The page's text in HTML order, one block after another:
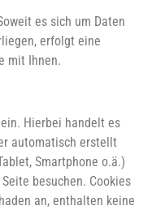
es sich um Daten
erfolgt eine
mit Ihnen.
Hierbei handelt es
automatisch erstellt
Smartphone o.ä.)
besuchen. Cookies
an, enthalten keine